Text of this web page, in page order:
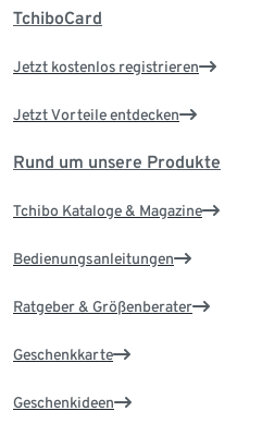
TchiboCard
Jetzt kostenlos registrieren
Jetzt Vorteile entdecken
Rund um unsere Produkte
Tchibo Kataloge & Magazine
Bedienungsanleitungen
Ratgeber & Größenberater
Geschenkkarte
Geschenkideen